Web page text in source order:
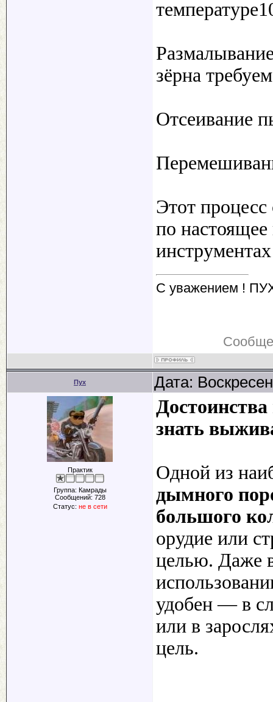
зёрна
Отсеивание
Этот
по
С уважением !
Пух Дата:
Практик
Группа: Камрады
Сообщений: 728
Статус: не в сети
знать
Одной из
дымного
большого
орудие или
целью. Даже
удобен — в
или в
цель.